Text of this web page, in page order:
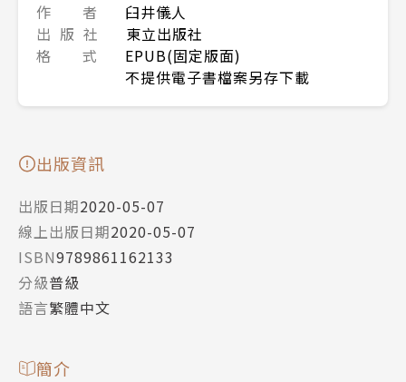
作 者
臼井儀人
出 版 社
東立出版社
格 式
EPUB(固定版面)
不提供電子書檔案另存下載
出版資訊
出版日期2020-05-07
線上出版日期2020-05-07
ISBN9789861162133
分級普級
語言繁體中文
簡介